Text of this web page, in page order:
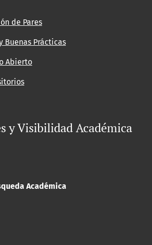
de Pares
Buenas Prácticas
Abierto
y Visibilidad Académica
Académica